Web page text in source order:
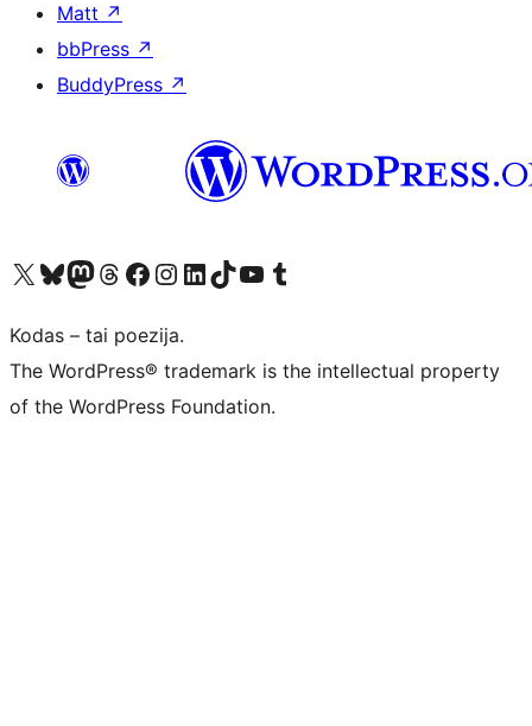
Matt ↗
bbPress ↗
BuddyPress ↗
Visit our X (formerly Twitter) account
Apsilankykite mūsų Bluesky paskyroje
Visit our Mastodon account
Apsilankykite mūsų Threads paskyroje
Visit our Facebook page
Visit our Instagram account
Visit our LinkedIn account
Apsilankykite mūsų TikTok paskyroje
Visit our YouTube channel
Apsilankykite mūsų Tumblr paskyroje
Kodas – tai poezija.
The WordPress® trademark is the intellectual property
of the WordPress Foundation.